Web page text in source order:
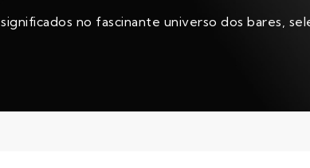
no fascinante universo dos bares,